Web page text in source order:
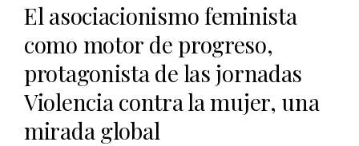
El asociacionismo feminista
como motor de progreso,
protagonista de las jornadas
Violencia contra la mujer, una
mirada global